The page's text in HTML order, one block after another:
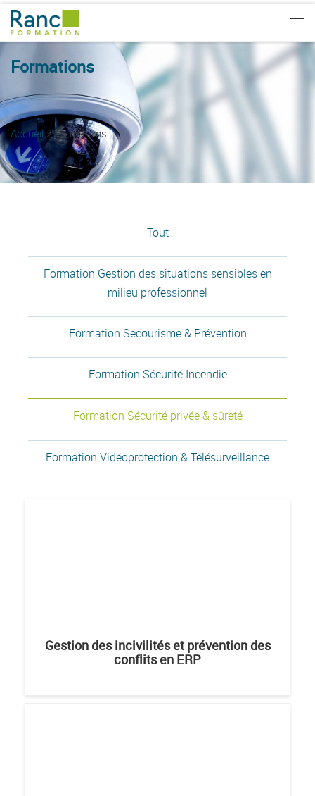
Passer au contenu
Formations
Accueil » Formations
Tout
Formation Gestion des situations sensibles en
milieu professionnel
Formation Secourisme & Prévention
Formation Sécurité Incendie
Formation Sécurité privée & sûreté
Formation Vidéoprotection & Télésurveillance
Gestion des incivilités et prévention des
conflits en ERP